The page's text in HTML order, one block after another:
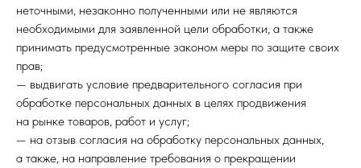
неточными, незаконно полученными или не являются
необходимыми для заявленной цели обработки, а также
принимать предусмотренные законом меры по защите своих
прав;
— выдвигать условие предварительного согласия при
обработке персональных данных в целях продвижения
на рынке товаров, работ и услуг;
— на отзыв согласия на обработку персональных данных,
а также, на направление требования о прекращении